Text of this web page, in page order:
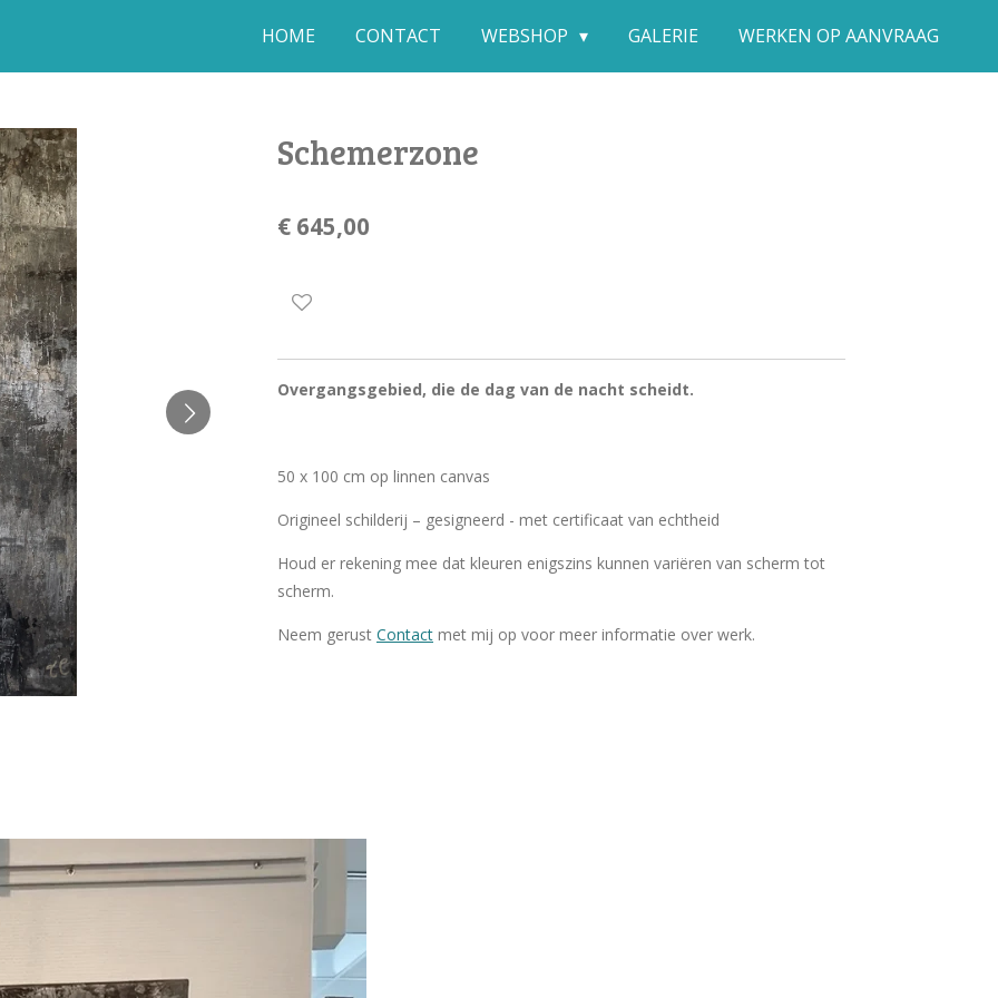
HOME CONTACT WEBSHOP GALERIE WERKEN OP AANVRAAG
Schemerzone
€ 645,00
Overgangsgebied, die de dag van de nacht scheidt.
50 x 100 cm op linnen canvas
Origineel schilderij – gesigneerd - met certificaat van echtheid
Houd er rekening mee dat kleuren enigszins kunnen variëren van scherm tot
scherm.
Neem gerust Contact met mij op voor meer informatie over werk.